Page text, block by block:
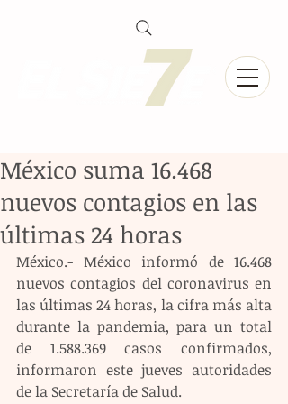
México suma 16.468
nuevos contagios en las
últimas 24 horas
México.- México informó de 16.468
nuevos contagios del coronavirus en
las últimas 24 horas, la cifra más alta
durante la pandemia, para un total
de 1.588.369 casos confirmados,
informaron este jueves autoridades
de la Secretaría de Salud.